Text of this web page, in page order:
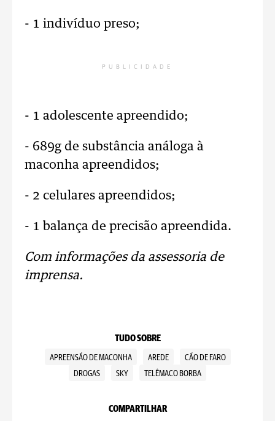
- 1 indivíduo preso;
PUBLICIDADE
- 1 adolescente apreendido;
- 689g de substância análoga à
maconha apreendidos;
- 2 celulares apreendidos;
- 1 balança de precisão apreendida.
Com informações da assessoria de
imprensa.
TUDO SOBRE
APREENSÃO DE MACONHA AREDE
CÃO DE FARO
DROGAS
SKY TELÊMACO BORBA
COMPARTILHAR